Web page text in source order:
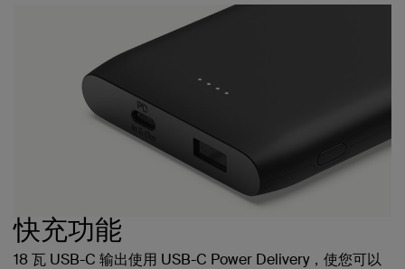
快充功能
18 瓦 USB-C 输出使用 USB-C Power Delivery，使您可以